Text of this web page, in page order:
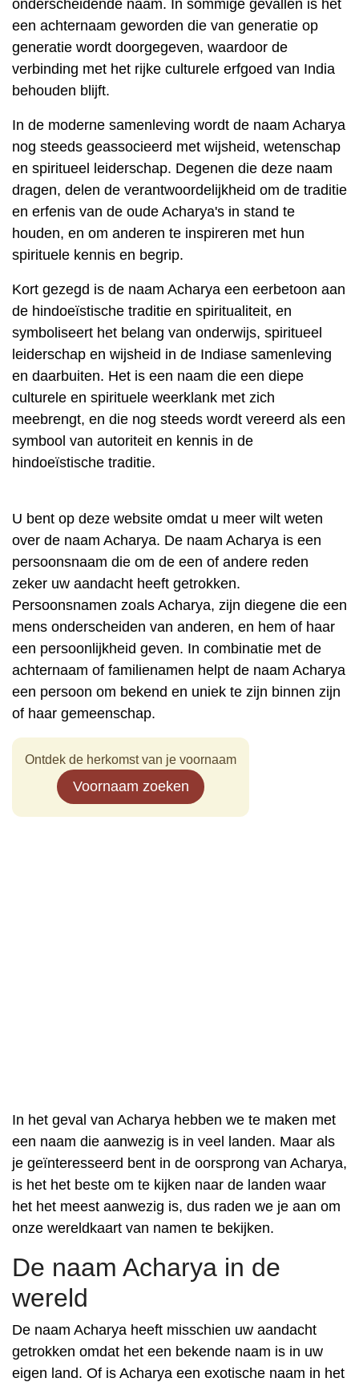
onderscheidende naam. In sommige gevallen is het
een achternaam geworden die van generatie op
generatie wordt doorgegeven, waardoor de
verbinding met het rijke culturele erfgoed van India
behouden blijft.
In de moderne samenleving wordt de naam Acharya
nog steeds geassocieerd met wijsheid, wetenschap
en spiritueel leiderschap. Degenen die deze naam
dragen, delen de verantwoordelijkheid om de traditie
en erfenis van de oude Acharya's in stand te
houden, en om anderen te inspireren met hun
spirituele kennis en begrip.
Kort gezegd is de naam Acharya een eerbetoon aan
de hindoeïstische traditie en spiritualiteit, en
symboliseert het belang van onderwijs, spiritueel
leiderschap en wijsheid in de Indiase samenleving
en daarbuiten. Het is een naam die een diepe
culturele en spirituele weerklank met zich
meebrengt, en die nog steeds wordt vereerd als een
symbool van autoriteit en kennis in de
hindoeïstische traditie.
U bent op deze website omdat u meer wilt weten
over de naam Acharya. De naam Acharya is een
persoonsnaam die om de een of andere reden
zeker uw aandacht heeft getrokken.
Persoonsnamen zoals Acharya, zijn diegene die een
mens onderscheiden van anderen, en hem of haar
een persoonlijkheid geven. In combinatie met de
achternaam of familienamen helpt de naam Acharya
een persoon om bekend en uniek te zijn binnen zijn
of haar gemeenschap.
Ontdek de herkomst van je voornaam
Voornaam zoeken
In het geval van Acharya hebben we te maken met
een naam die aanwezig is in veel landen. Maar als
je geïnteresseerd bent in de oorsprong van Acharya,
is het het beste om te kijken naar de landen waar
het het meest aanwezig is, dus raden we je aan om
onze wereldkaart van namen te bekijken.
De naam Acharya in de
wereld
De naam Acharya heeft misschien uw aandacht
getrokken omdat het een bekende naam is in uw
eigen land. Of is Acharya een exotische naam in het